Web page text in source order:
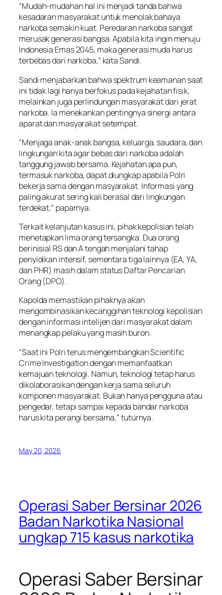
“Mudah-mudahan hal ini menjadi tanda bahwa
kesadaran masyarakat untuk menolak bahaya
narkoba semakin kuat. Peredaran narkoba sangat
merusak generasi bangsa. Apabila kita ingin menuju
Indonesia Emas 2045, maka generasi muda harus
terbebas dari narkoba,” kata Sandi.
Sandi menjabarkan bahwa spektrum keamanan saat
ini tidak lagi hanya berfokus pada kejahatan fisik,
melainkan juga perlindungan masyarakat dari jerat
narkoba. Ia menekankan pentingnya sinergi antara
aparat dan masyarakat setempat.
“Menjaga anak-anak bangsa, keluarga, saudara, dan
lingkungan kita agar bebas dari narkoba adalah
tanggung jawab bersama. Kejahatan apa pun,
termasuk narkoba, dapat diungkap apabila Polri
bekerja sama dengan masyarakat. Informasi yang
paling akurat sering kali berasal dari lingkungan
terdekat,” paparnya.
Terkait kelanjutan kasus ini, pihak kepolisian telah
menetapkan lima orang tersangka. Dua orang
berinisial RS dan A tengah menjalani tahap
penyidikan intensif, sementara tiga lainnya (EA, YA,
dan PHR) masih dalam status Daftar Pencarian
Orang (DPO).
Kapolda memastikan pihaknya akan
mengombinasikan kecanggihan teknologi kepolisian
dengan informasi intelijen dari masyarakat dalam
menangkap pelaku yang masih buron.
“Saat ini Polri terus mengembangkan Scientific
Crime Investigation dengan memanfaatkan
kemajuan teknologi. Namun, teknologi tetap harus
dikolaborasikan dengan kerja sama seluruh
komponen masyarakat. Bukan hanya pengguna atau
pengedar, tetapi sampai kepada bandar narkoba
harus kita perangi bersama,” tuturnya.
May 20, 2026
Operasi Saber Bersinar 2026
Badan Narkotika Nasional
ungkap 715 kasus narkotika
Operasi Saber Bersinar